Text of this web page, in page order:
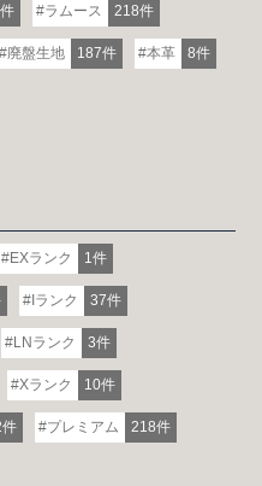
ラムース 218件
廃盤生地 187件 本革 8件
EXランク 1件
Iランク 37件
LNランク 3件
Xランク 10件
プレミアム 218件